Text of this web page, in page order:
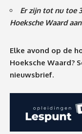
Er zijn tot nu toe
Hoeksche Waard
Elke avond op de
Hoeksche Waard?
nieuwsbrief.